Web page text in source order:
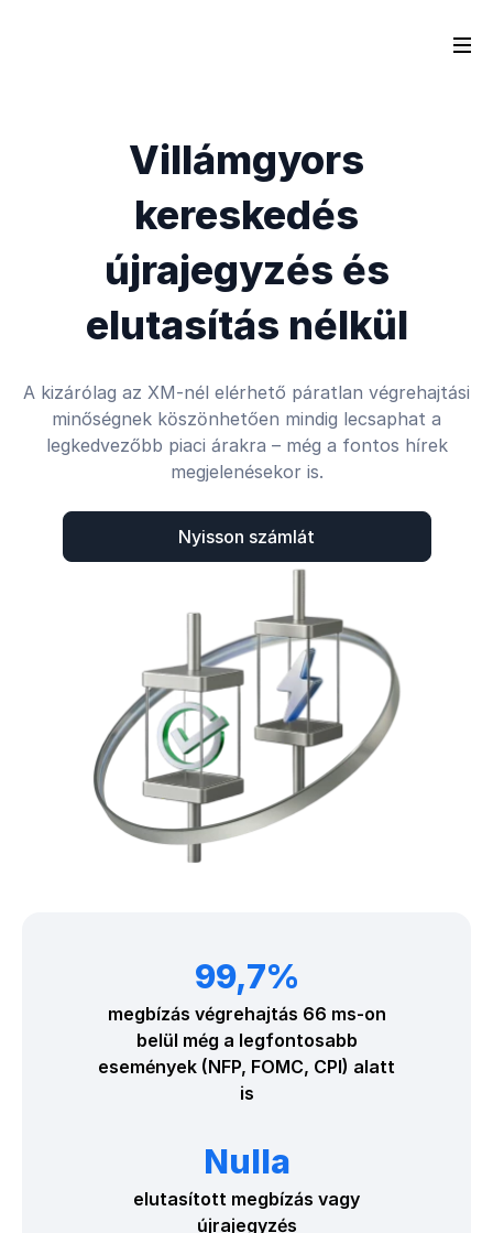
Villámgyors
kereskedés
újrajegyzés és
elutasítás nélkül
A kizárólag az XM-nél elérhető páratlan végrehajtási
minőségnek köszönhetően mindig lecsaphat a
legkedvezőbb piaci árakra – még a fontos hírek
megjelenésekor is.
Nyisson számlát
99,7%
megbízás végrehajtás 66 ms-on
belül még a legfontosabb
események (NFP, FOMC, CPI) alatt
is
Nulla
elutasított megbízás vagy
újrajegyzés